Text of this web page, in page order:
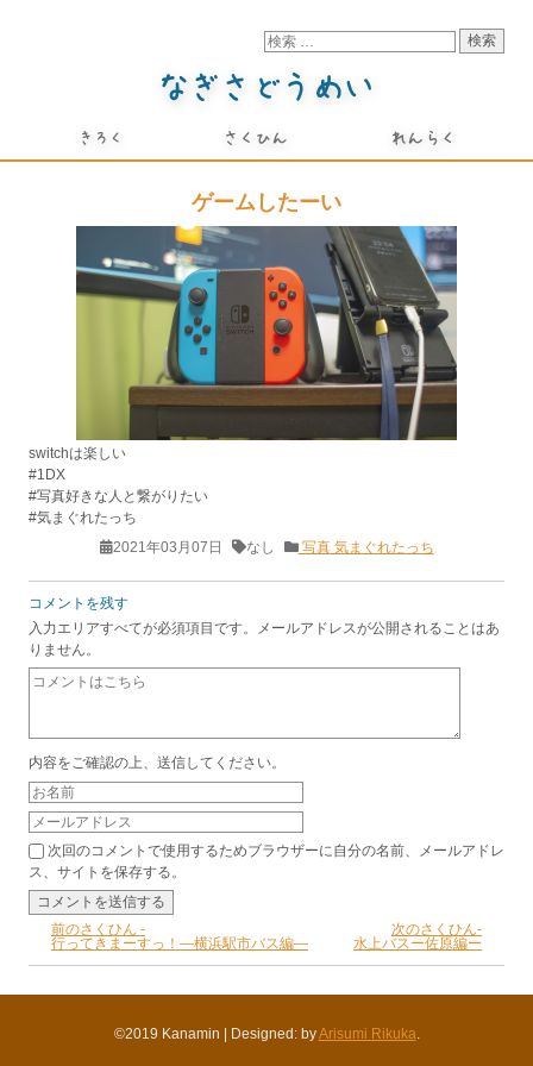
ゲームしたーい
switchは楽しい
#1DX
#写真好きな人と繋がりたい
#気まぐれたっち
2021年03月07日
なし 写真気まぐれたっち
コメントを残す
入力エリアすべてが必須項目です。メールアドレスが公開されることはあ
りません。
内容をご確認の上、送信してください。
次回のコメントで使用するためブラウザーに自分の名前、メールアドレ
ス、サイトを保存する。
前のさくひん -
行ってきまーすっ！―横浜駅市バス編―
次のさくひん-
水上バスー佐原編ー
©2019 Kanamin Designed: byArisumi Rikuka.